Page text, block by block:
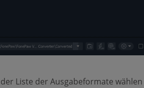
Liste der Ausgabeformate wählen